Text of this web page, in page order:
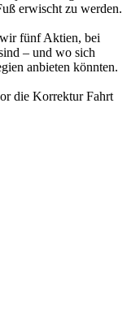
erwischt zu werden.
fünf Aktien, bei
– und wo sich
anbieten könnten.
die Korrektur Fahrt